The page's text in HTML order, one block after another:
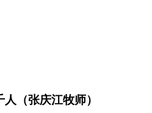
（张庆江牧师）